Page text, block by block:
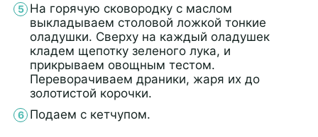
На горячую сковородку с маслом
выкладываем столовой ложкой тонкие
оладушки. Сверху на каждый оладушек
кладем щепотку зеленого лука, и
прикрываем овощным тестом.
Переворачиваем драники, жаря их до
золотистой корочки.
Подаем с кетчупом.